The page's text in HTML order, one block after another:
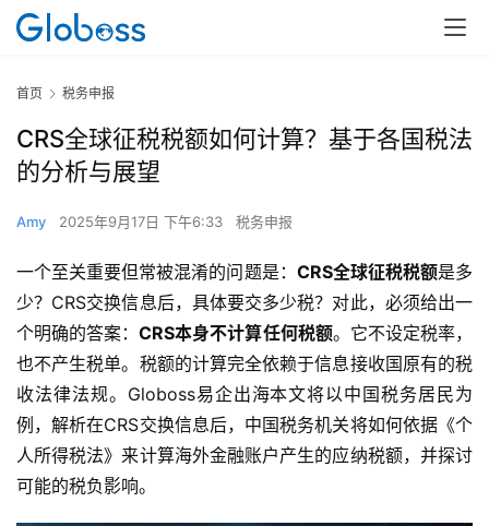
首页 税务申报
CRS全球征税税额如何计算？基于各国税法
的分析与展望
Amy 2025年9月17日 下午6:33 税务申报
一个至关重要但常被混淆的问题是：​ ​CRS全球征税税额​​是多
少？CRS交换信息后，具体要交多少税？对此，必须给出一
个明确的答案：​​CRS本身不计算任何税额​​。它不设定税率，
也不产生税单。税额的计算完全依赖于信息接收国原有的税
收法律法规。Globoss易企出海本文将以中国税务居民为
例，解析在CRS交换信息后，中国税务机关将如何依据《个
人所得税法》来计算海外金融账户产生的应纳税额，并探讨
可能的税负影响。